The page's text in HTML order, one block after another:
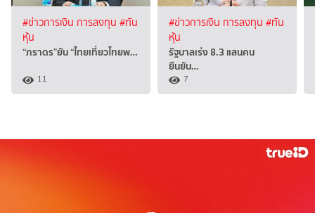
#ข่าวการเงิน การลงทุน #ทัน
หุ้น
“ภราดร”ยัน “ไทยเที่ยวไทยพ…
11
#ข่าวการเงิน การลงทุน #ทัน
หุ้น
รัฐบาลเร่ง 8.3 แสนคน
ยืนยัน…
7